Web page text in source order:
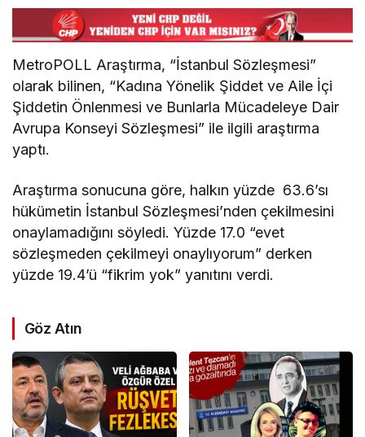
MetroPOLL Araştırma, “İstanbul Sözleşmesi”
olarak bilinen, “Kadına Yönelik Şiddet ve Aile İçi
Şiddetin Önlenmesi ve Bunlarla Mücadeleye Dair
Avrupa Konseyi Sözleşmesi” ile ilgili araştırma
yaptı.
Araştırma sonucuna göre, halkın yüzde 63.6’sı
hükümetin İstanbul Sözleşmesi’nden çekilmesini
onaylamadığını söyledi. Yüzde 17.0 “evet
sözleşmeden çekilmeyi onaylıyorum” derken
yüzde 19.4’ü “fikrim yok” yanıtını verdi.
Göz Atın